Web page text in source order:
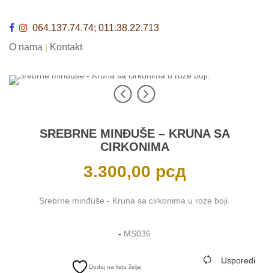
064.137.74.74; 011.38.22.713
O nama | Kontakt
SREBRNE MINĐUŠE – KRUNA SA
CIRKONIMA
3.300,00 рсд
Srebrne minđuše - Kruna sa cirkonima u roze boji.
- MS036
Dodaj na listu želja
Usporedi